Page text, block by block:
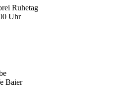
Ruhetag
Uhr
Baier